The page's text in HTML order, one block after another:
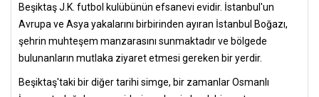
Beşiktaş J.K. futbol kulübünün efsanevi evidir. İstanbul'un
Avrupa ve Asya yakalarını birbirinden ayıran İstanbul Boğazı,
şehrin muhteşem manzarasını sunmaktadır ve bölgede
bulunanların mutlaka ziyaret etmesi gereken bir yerdir.
Beşiktaş'taki bir diğer tarihi simge, bir zamanlar Osmanlı